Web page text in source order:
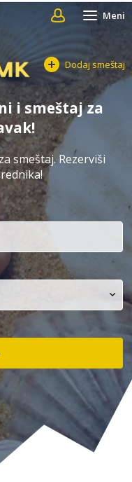
Meni
Dodaj smeštaj
i smeštaj za
smeštaj. Rezerviši